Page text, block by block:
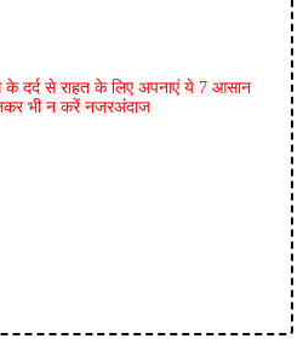
के दर्द से राहत के लिए अपनाएं ये 7 आसान
भी न करें नजरअंदाज